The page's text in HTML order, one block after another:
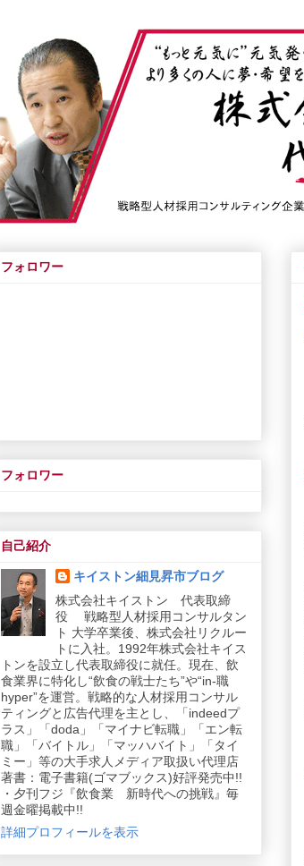
フォロワー
フォロワー
自己紹介
キイストン細見昇市ブログ
株式会社キイストン 代表取締
役 戦略型人材採用コンサルタン
ト 大学卒業後、株式会社リクルー
トに入社。1992年株式会社キイス
トンを設立し代表取締役に就任。現在、飲
食業界に特化し“飲食の戦士たち”や“in-職
hyper”を運営。戦略的な人材採用コンサル
ティングと広告代理を主とし、「indeedプ
ラス」「doda」「マイナビ転職」「エン転
職」「バイトル」「マッハバイト」「タイ
ミー」等の大手求人メディア取扱い代理店
著書：電子書籍(ゴマブックス)好評発売中!!
・夕刊フジ『飲食業 新時代への挑戦』毎
週金曜掲載中!!
詳細プロフィールを表示